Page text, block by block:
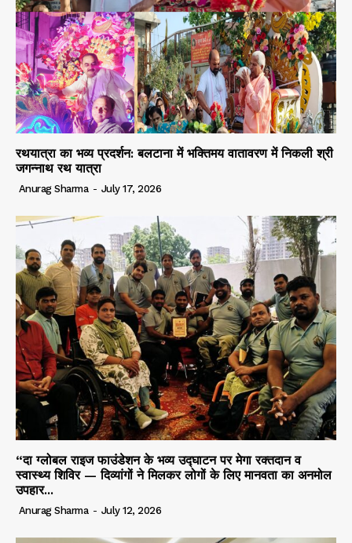
रथयात्रा का भव्य प्रदर्शन: बलटाना में भक्तिमय वातावरण में निकली श्री
जगन्नाथ रथ यात्रा
Anurag Sharma - July 17, 2026
“दा ग्लोबल राइज फाउंडेशन के भव्य उद्घाटन पर मेगा रक्तदान व
स्वास्थ्य शिविर — दिव्यांगों ने मिलकर लोगों के लिए मानवता का अनमोल
उपहार...
Anurag Sharma - July 12, 2026